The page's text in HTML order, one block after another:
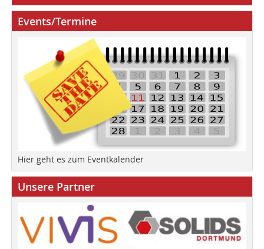
Events/Termine
Hier geht es zum Eventkalender
Unsere Partner